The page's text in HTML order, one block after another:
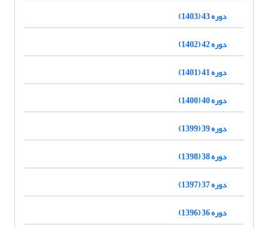
دوره 43 (1403)
دوره 42 (1402)
دوره 41 (1401)
دوره 40 (1400)
دوره 39 (1399)
دوره 38 (1398)
دوره 37 (1397)
دوره 36 (1396)